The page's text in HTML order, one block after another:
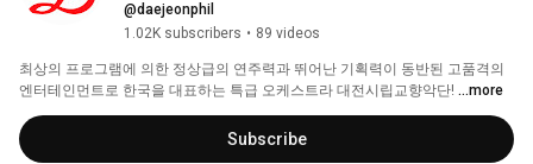
@daejeonphil
1.02K subscribers • 89 videos
최상의 프로그램에 의한 정상급의 연주력과 뛰어난 기획력이 동반된 고품격의
엔터테인먼트로 한국을 대표하는 특급 오케스트라 대전시립교향악단! ...more
Subscribe